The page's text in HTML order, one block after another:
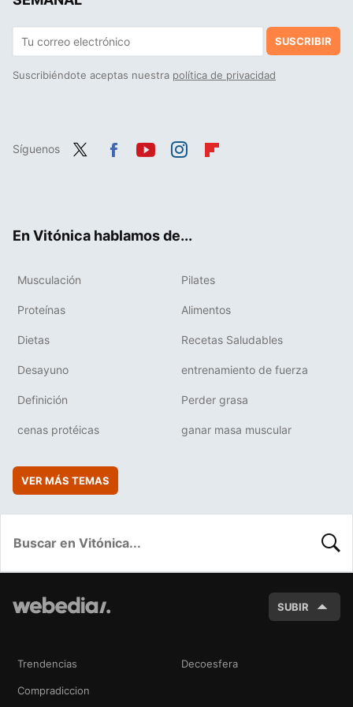
SUSCRIBIR
Suscribiéndote aceptas nuestra política de privacidad
Síguenos
En Vitónica hablamos de...
Musculación Pilates
Proteínas Alimentos
Dietas Recetas Saludables
Desayuno entrenamiento de fuerza
Definición Perder grasa
cenas protéicas ganar masa muscular
VER MÁS TEMAS
SUBIR
Trendencias Decoesfera
Compradiccion